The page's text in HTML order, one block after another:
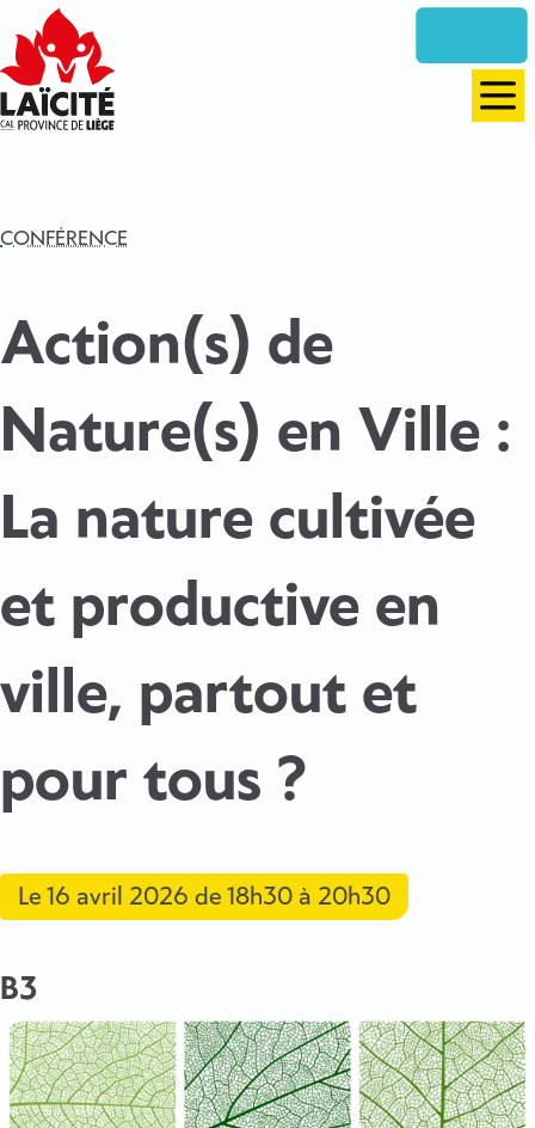
directement
vers
le
contenu
CONFÉRENCE
Action(s) de
Nature(s) en Ville :
La nature cultivée
et productive en
ville, partout et
pour tous ?
Le 16 avril 2026 de 18h30 à 20h30
B3